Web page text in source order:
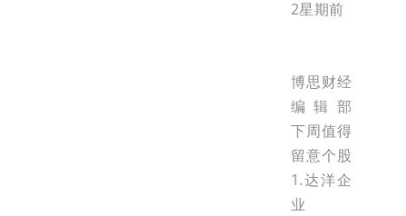
2星期前
博思财经
编辑部
下周值得
留意个股
1.达洋企
业